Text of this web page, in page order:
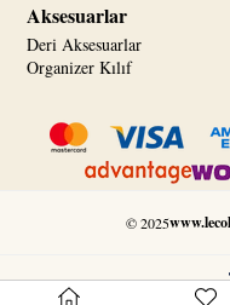
Aksesuarlar
Deri Aksesuarlar
Organizer Kılıf
© 2025